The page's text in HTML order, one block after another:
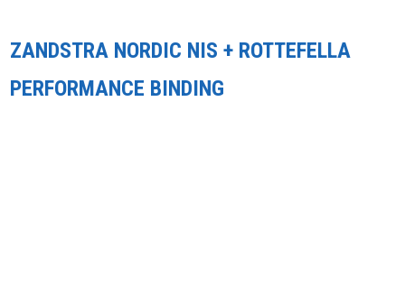
ZANDSTRA NORDIC NIS + ROTTEFELLA
PERFORMANCE BINDING